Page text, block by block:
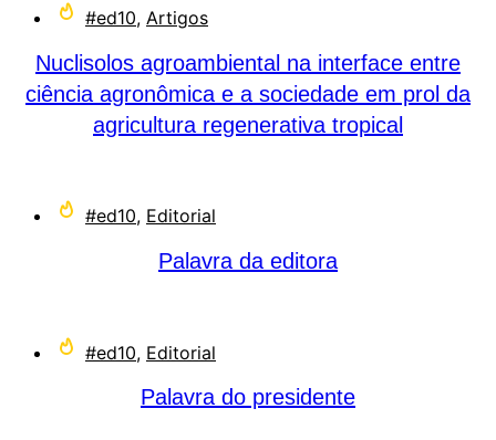
#ed10, Artigos
Nuclisolos agroambiental na interface entre
ciência agronômica e a sociedade em prol da
agricultura regenerativa tropical
#ed10, Editorial
Palavra da editora
#ed10, Editorial
Palavra do presidente